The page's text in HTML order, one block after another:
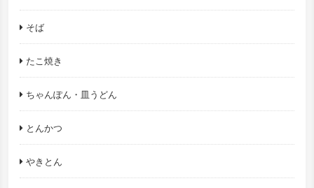
そば
たこ焼き
ちゃんぽん・皿うどん
とんかつ
やきとん